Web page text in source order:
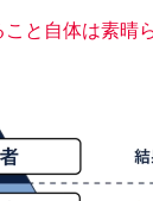
こと自体は素晴